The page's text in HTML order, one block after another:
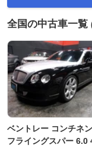
全国の中古車一覧
ベントレー コンチネ
フライングスパー 6.0